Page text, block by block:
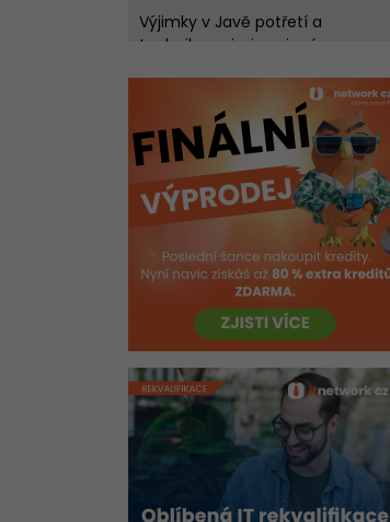
Výjimky v Javě potřetí a
techniky s nimi spojené
Kvíz - Pokročilá práce s
Práce se soubory a složkami v
Javě
Práce se soubory a složkami v
Javě - Nové API
Práce s vlastními soubory v Javě
- Zip archiv
Kvíz - Práce se soubory a
složkami v Javě
Práce s vlastními soubory v Javě
- Ukládání a načítání zip
Řešené úlohy k 15.-20. lekci
práce se soubory v Javě
Přehrávání zvukových souborů v
Javě - Základní audio formáty